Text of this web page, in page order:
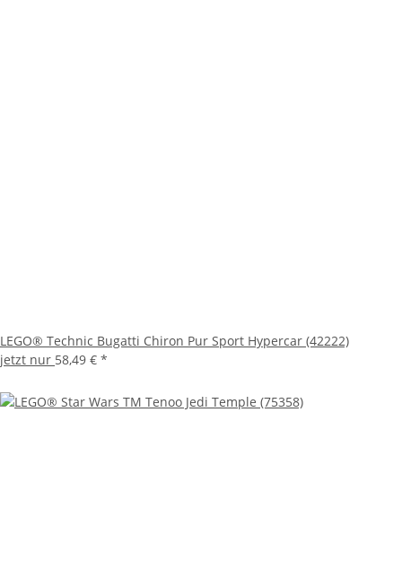
LEGO® Technic Bugatti Chiron Pur Sport Hypercar (42222)
jetzt nur 58,49 € *